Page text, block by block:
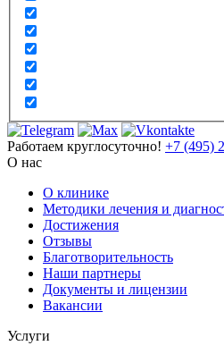
Работаем круглосуточно! +7 (495)
О нас
О клинике
Методики лечения и
Достижения
Отзывы
Благотворительность
Наши партнеры
Документы и лицензии
Вакансии
Услуги